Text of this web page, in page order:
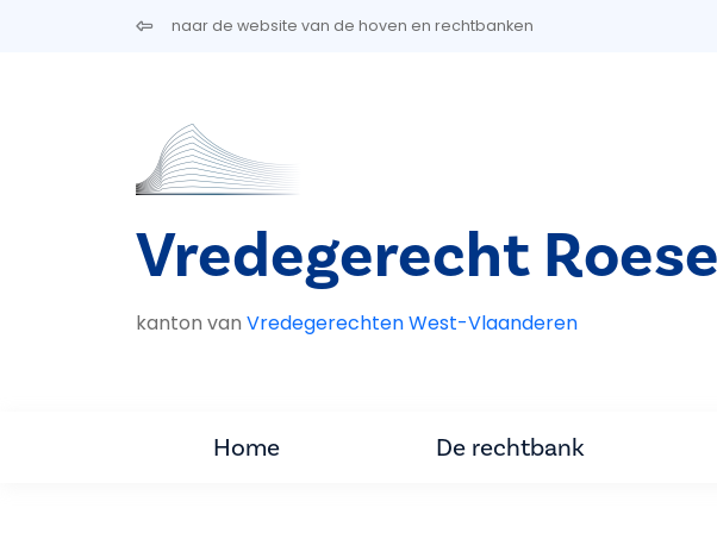
Overslaan en naar de inhoud gaannaar de website van de hoven en rechtbanken
Vredegerecht
kanton van Vredegerechten West-Vlaanderen
Home De rechtbank